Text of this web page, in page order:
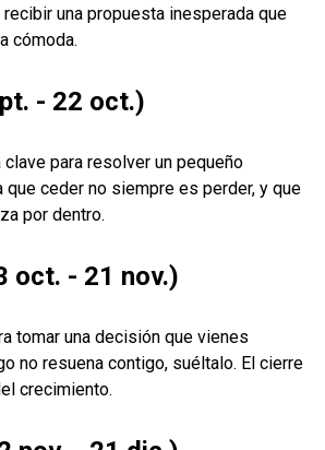
una propuesta inesperada que
cómoda.
- 22 oct.)
para resolver un pequeño
que ceder no siempre es perder, y que
por dentro.
oct. - 21 nov.)
tomar una decisión que vienes
no resuena contigo, suéltalo. El cierre
crecimiento.